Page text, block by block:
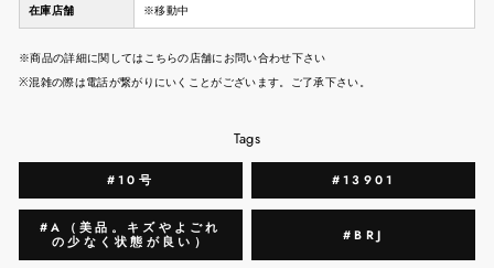
在庫店舗 ※移動中
※商品の詳細に関してはこちらの店舗にお問い合わせ下さい
※混雑の際は電話が繋がりにいくことがございます。ご了承下さい。
Tags
#10号 #13901
#A（美品。キズやよごれ
の少なく状態が良い）
#BRJ